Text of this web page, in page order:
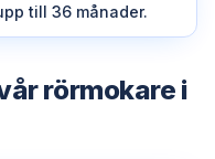
till 36 månader.
rörmokare i